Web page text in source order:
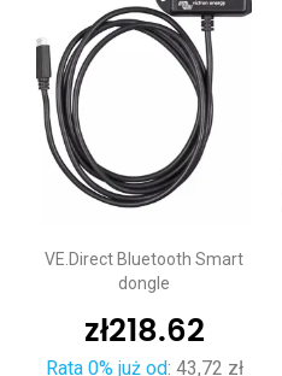
VE.Direct Bluetooth Smart
dongle
zł218.62
Rata 0% już od: 43,72 zł